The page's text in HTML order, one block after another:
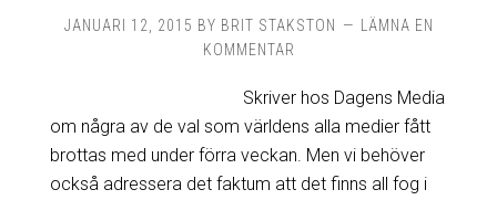
JANUARI 12, 2015 BY BRIT STAKSTON
LÄMNA EN
KOMMENTAR
Skriver hos Dagens Media
om några av de val som världens alla medier fått
brottas med under förra veckan. Men vi behöver
också adressera det faktum att det finns all fog i